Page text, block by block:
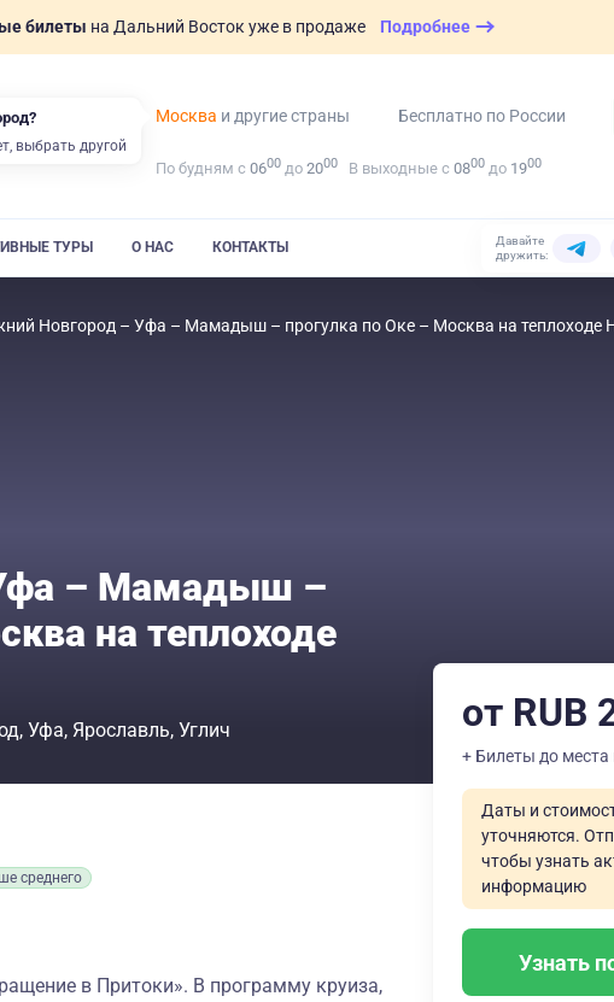
билеты на Дальний Восток уже в продаже Подробнее
Москва и другие страны Бесплатно по России
По будням с 0600 до 2000 В выходные с 0800 до 1900
ТУРЫ О НАС КОНТАКТЫ
Давайте
дружить:
Новгород – Уфа – Мамадыш – прогулка по Оке – Москва на теплоходе
– Мамадыш –
на теплоходе
Уфа Ярославль Углич
среднего
в Притоки». В программу круиза,
от RUB
+ Билеты до места
Даты и
уточняются.
чтобы узнать
информацию
Узнать
выбрать другой